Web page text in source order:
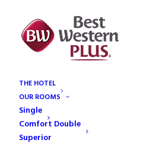
THE HOTEL
OUR ROOMS
Single
Comfort Double
Superior